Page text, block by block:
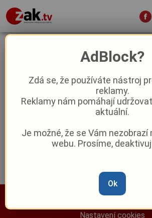
Dopravní hřiště v
ožívá. O víkendech
přes týden policistům
Nastavení cookies
AdBlock?
Zdá se, že používáte nástroj
reklamy.
Reklamy nám pomáhají
aktuální.
Je možné, že se Vám
webu. Prosíme,
Ok